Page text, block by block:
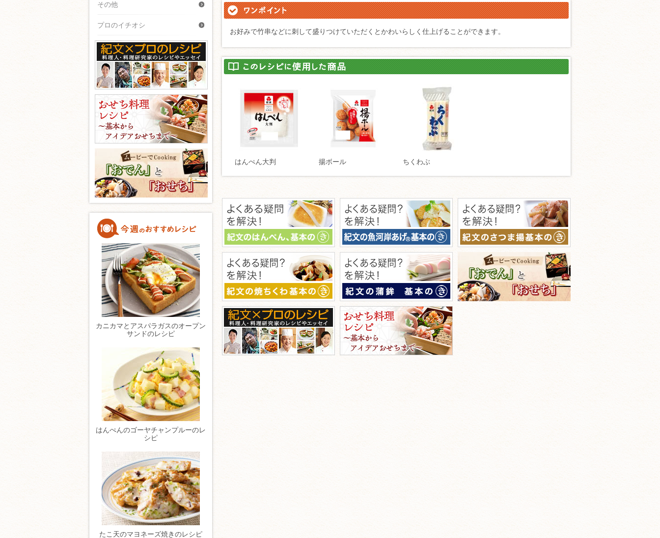
お好みで竹串などに刺して盛りつけていただくとかわいらしく仕上げることができます。
はんぺん大判 揚ボール ちくわぶ
その他
プロのイチオシ
カニカマとアスパラガスのオープン
サンドのレシピ
はんぺんのゴーヤチャンプルーのレ
シピ
たこ天のマヨネーズ焼きのレシピ